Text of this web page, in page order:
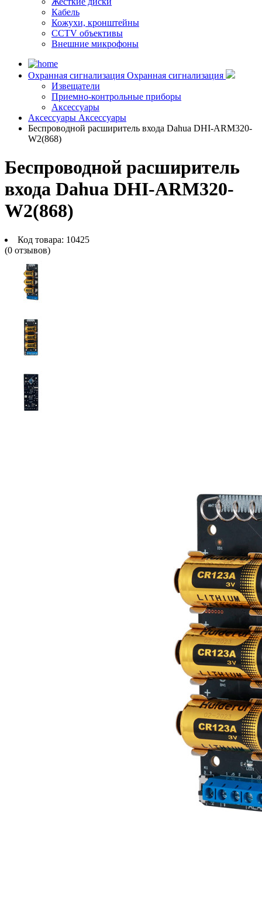
Кабель
Кожухи, кронштейны
CCTV объективы
Внешние микрофоны
Охранная сигнализация Охранная сигнализация
Извещатели
Приемно-контрольные приборы
Аксессуары
Аксессуары Аксессуары
Беспроводной расширитель входа Dahua DHI-ARM320-
W2(868)
Беспроводной расширитель
входа Dahua DHI-ARM320-
W2(868)
Код товара: 10425
(0 отзывов)